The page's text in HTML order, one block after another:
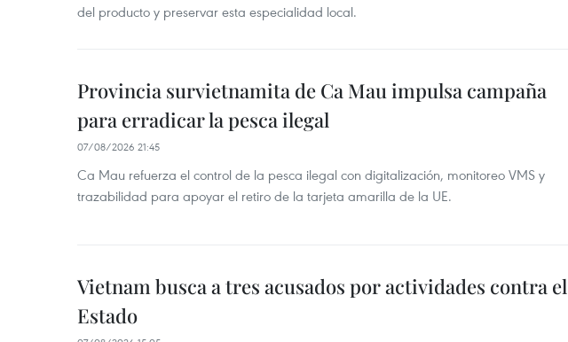
del producto y preservar esta especialidad local.
Provincia survietnamita de Ca Mau impulsa campaña
para erradicar la pesca ilegal
07/08/2026 21:45
Ca Mau refuerza el control de la pesca ilegal con digitalización, monitoreo VMS y
trazabilidad para apoyar el retiro de la tarjeta amarilla de la UE.
Vietnam busca a tres acusados por actividades contra el
Estado